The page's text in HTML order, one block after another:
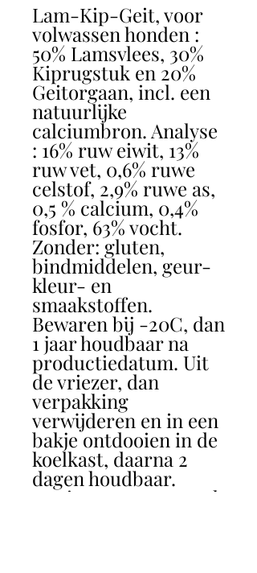
Lam-Kip-Geit, voor
volwassen honden :
50% Lamsvlees, 30%
Kiprugstuk en 20%
Geitorgaan, incl. een
natuurlijke
calciumbron. Analyse
: 16% ruw eiwit, 13%
ruw vet, 0,6% ruwe
celstof, 2,9% ruwe as,
0,5 % calcium, 0,4%
fosfor, 63% vocht.
Zonder: gluten,
bindmiddelen, geur-
kleur- en
smaakstoffen.
Bewaren bij -20C, dan
1 jaar houdbaar na
productiedatum. Uit
de vriezer, dan
verpakking
verwijderen en in een
bakje ontdooien in de
koelkast, daarna 2
dagen houdbaar.
Nooit verwarmen, ook